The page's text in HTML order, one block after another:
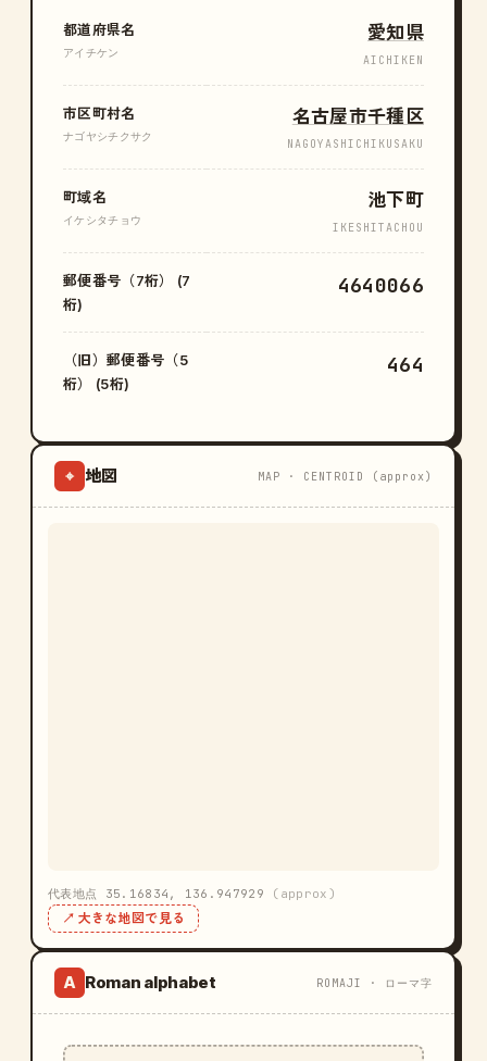
都道府県名
アイチケン
愛知県
AICHIKEN
市区町村名
ナゴヤシチクサク
名古屋市千種区
NAGOYASHICHIKUSAKU
町域名
イケシタチョウ
池下町
IKESHITACHOU
郵便番号（7桁） (7
桁)
4640066
（旧）郵便番号（5
桁） (5桁)
464
⌖ 地図 MAP · CENTROID (approx)
代表地点 35.16834, 136.947929 (approx)
↗ 大きな地図で見る
A Roman alphabet ROMAJI · ローマ字